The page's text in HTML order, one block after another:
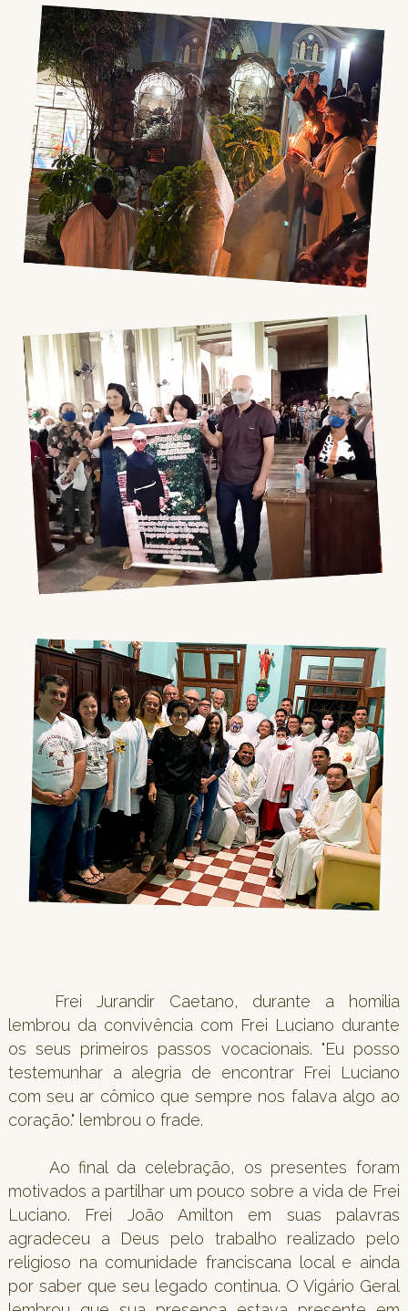
Frei Jurandir Caetano, durante a homilia
lembrou da convivência com Frei Luciano durante
os seus primeiros passos vocacionais. "Eu posso
testemunhar a alegria de encontrar Frei Luciano
com seu ar cômico que sempre nos falava algo ao
coração." lembrou o frade.
Ao final da celebração, os presentes foram
motivados a partilhar um pouco sobre a vida de Frei
Luciano. Frei João Amilton em suas palavras
agradeceu a Deus pelo trabalho realizado pelo
religioso na comunidade franciscana local e ainda
por saber que seu legado continua. O Vigário Geral